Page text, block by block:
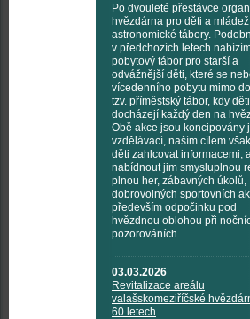
Po dvouleté přestávce
hvězdárna pro děti a mládež
astronomické tábory.
v předchozích letech
pobytový tábor pro starší a
odvážnější děti, které se
vícedenního pobytu mimo
tzv. příměstský tábor, kdy děti
docházejí každý den na
Obě akce jsou koncipovány
vzdělávací, naším cílem
děti zahlcovat informacemi,
nabídnout jim smysluplnou
plnou her, zábavných úkolů,
dobrovolných sportovních
především odpočinku pod
hvězdnou oblohou při
pozorováních.
03.03.2026
Revitalizace areálu
valašskomeziříčské
60 letech